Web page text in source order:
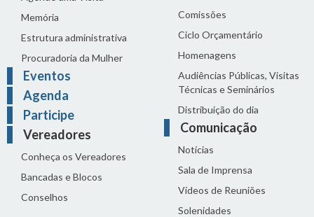
Memória
Estrutura administrativa
Procuradoria da Mulher
Eventos
Agenda
Participe
Vereadores
Conheça os Vereadores
Bancadas e Blocos
Conselhos
Comissões
Ciclo Orçamentário
Homenagens
Audiências Públicas, Visitas
Técnicas e Seminários
Distribuição do dia
Comunicação
Notícias
Sala de Imprensa
Vídeos de Reuniões
Solenidades